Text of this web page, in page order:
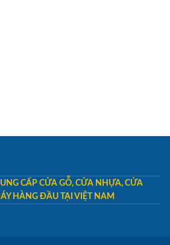
CẤP CỬA GỖ, CỬA NHỰA, CỬA
HÀNG ĐẦU TẠI VIỆT NAM